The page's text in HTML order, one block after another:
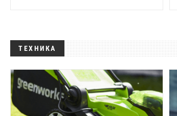
ТЕХНИКА